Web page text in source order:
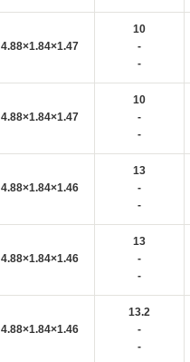
4.88×1.84×1.47
10
-
-
4.88×1.84×1.47
10
-
-
4.88×1.84×1.46
13
-
-
4.88×1.84×1.46
13
-
-
4.88×1.84×1.46
13.2
-
-